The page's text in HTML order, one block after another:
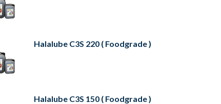
Halalube C3S 220 ( Foodgrade )
Halalube C3S 150 ( Foodgrade )